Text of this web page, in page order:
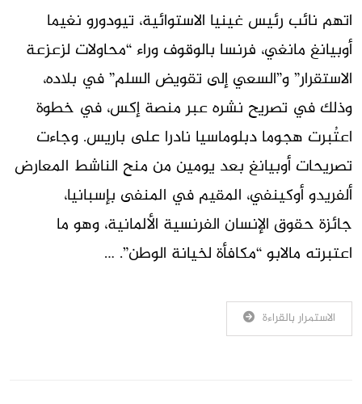
اتهم نائب رئيس غينيا الاستوائية، تيودورو نغيما
أوبيانغ مانغي، فرنسا بالوقوف وراء “محاولات لزعزعة
الاستقرار” و”السعي إلى تقويض السلم” في بلاده،
وذلك في تصريح نشره عبر منصة إكس، في خطوة
اعتُبرت هجوما دبلوماسيا نادرا على باريس. وجاءت
تصريحات أوبيانغ بعد يومين من منح الناشط المعارض
ألفريدو أوكينفي، المقيم في المنفى بإسبانيا،
جائزة حقوق الإنسان الفرنسية الألمانية، وهو ما
اعتبرته مالابو “مكافأة لخيانة الوطن”. …
الاستمرار بالقراءة